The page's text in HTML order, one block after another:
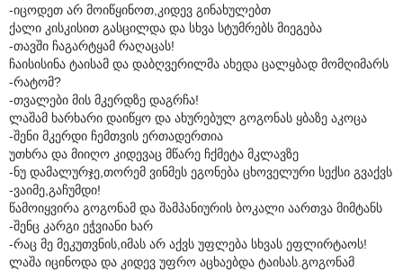
-იცოდეთ არ მოიწყინოთ,კიდევ გინახულებთ
ქალი კისკისით გასცილდა და სხვა სტუმრებს მიეგება
-თავში ჩაგარტყამ რაღაცას!
ჩაისისინა ტაისამ და დაბღვერილმა ახედა ცალყბად მომღიმარს
-რატომ?
-თვალები მის მკერდზე დაგრჩა!
ლაშამ ხარხარი დაიწყო და ახურებულ გოგონას ყბაზე აკოცა
-შენი მკერდი ჩემთვის ერთადერთია
უთხრა და მიიღო კიდევაც მწარე ჩქმეტა მკლავზე
-ნუ დამალურჯე,თორემ ვინმეს ეგონება ცხოველური სექსი გვაქვს
-ვაიმე,გაჩუმდი!
წამოიყვირა გოგონამ და შამპანიურის ბოკალი აართვა მიმტანს
-შენც კარგი ეჭვიანი ხარ
-რაც მე მეკუთვნის,იმას არ აქვს უფლება სხვას ეფლირტაოს!
ლაშა იცინოდა და კიდევ უფრო აცხაებდა ტაისას.გოგონამ